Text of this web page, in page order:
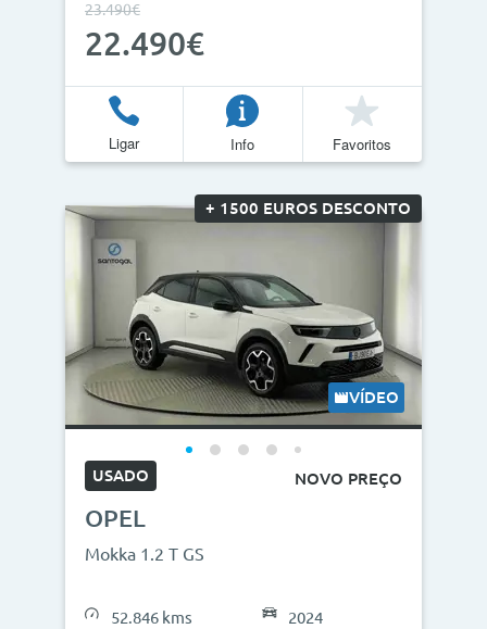
23.490€
22.490€
Ligar Info Favoritos
+ 1500 EUROS DESCONTO
VÍDEO
USADO NOVO PREÇO
OPEL
Mokka 1.2 T GS
52.846 kms
2024